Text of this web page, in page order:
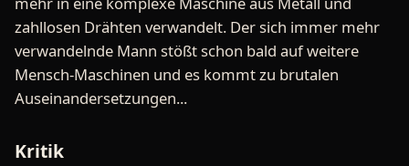
zahllosen Drähten verwandelt. Der sich immer mehr
verwandelnde Mann stößt schon bald auf weitere
Mensch-Maschinen und es kommt zu brutalen
Auseinandersetzungen...
Kritik